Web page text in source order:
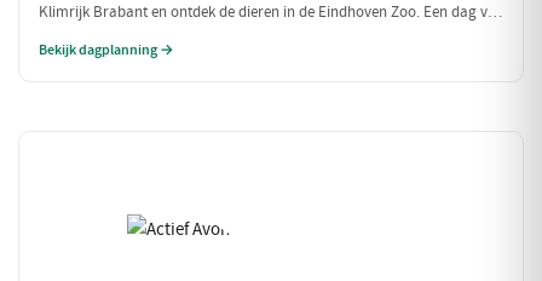
Klimrijk Brabant en ontdek de dieren in de Eindhoven Zoo. Een dag vol
Bekijk dagplanning →